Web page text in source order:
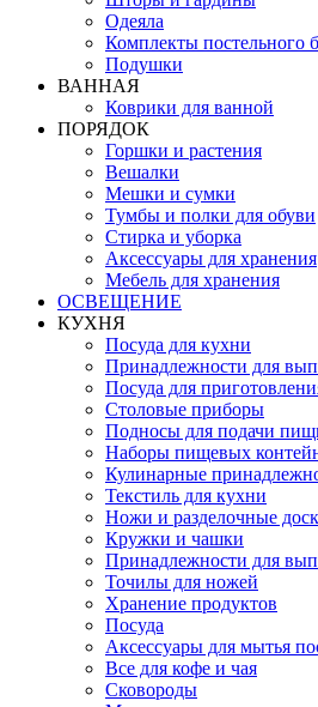
Одеяла
Комплекты постельного
Подушки
ВАННАЯ
Коврики для ванной
ПОРЯДОК
Горшки и растения
Вешалки
Мешки и сумки
Тумбы и полки для обуви
Стирка и уборка
Аксессуары для хранения
Мебель для хранения
ОСВЕЩЕНИЕ
КУХНЯ
Посуда для кухни
Принадлежности для
Посуда для
Столовые приборы
Подносы для подачи
Наборы пищевых
Кулинарные
Текстиль для кухни
Ножи и разделочные
Кружки и чашки
Принадлежности для
Точилы для ножей
Хранение продуктов
Посуда
Аксессуары для мытья
Все для кофе и чая
Сковороды